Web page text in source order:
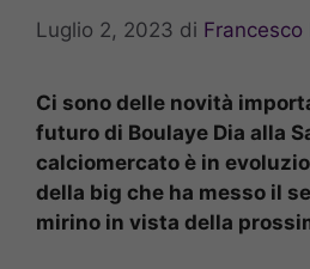
Luglio 2, 2023 di Francesco
Ci sono delle novità
futuro di Boulaye Dia alla
calciomercato è in
della big che ha messo il
mirino in vista della